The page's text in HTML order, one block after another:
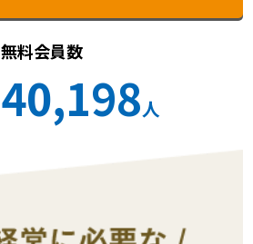
無料会員数
40,198人